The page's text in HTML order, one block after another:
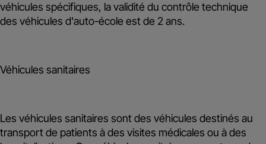
véhicules spécifiques, la validité du contrôle technique
des véhicules d'auto-école est de 2 ans.
Véhicules sanitaires
Les véhicules sanitaires sont des véhicules destinés au
transport de patients à des visites médicales ou à des